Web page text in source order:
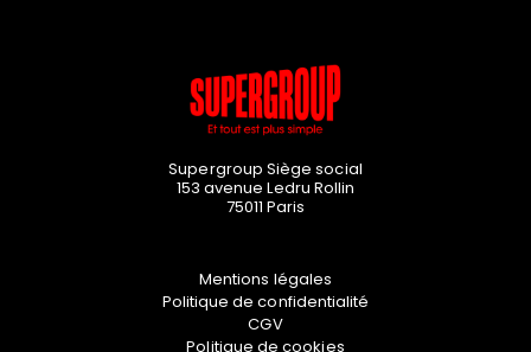
Supergroup Siège social
153 avenue Ledru Rollin
75011 Paris
Mentions légales
Politique de confidentialité
CGV
Politique de cookies